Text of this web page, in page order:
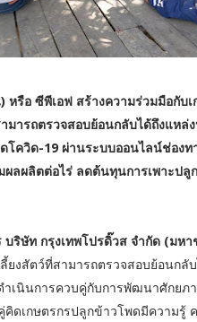
อ ซีพีเอฟ สร้างความร่วมมือกับ
ารถตรวจสอบย้อนกลับได้ถึงแหล่
โควิด-19 ผ่านระบบออนไลน์ช่อง
ลผลิตต่อไร่ ลดต้นทุนการเพาะปลู
ริษัท กรุงเทพโปรดิ๊วส จำกัด (มห
งสัตว์ที่สามารถตรวจสอบย้อนกลั
เนินการควบคู่กับการพัฒนาศักยภ
ดเกษตรกรปลูกข้าวโพดมีความรู้